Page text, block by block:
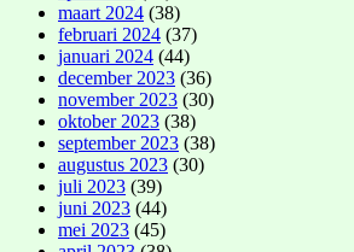
maart 2024 (38)
februari 2024 (37)
januari 2024 (44)
december 2023 (36)
november 2023 (30)
oktober 2023 (38)
september 2023 (38)
augustus 2023 (30)
juli 2023 (39)
juni 2023 (44)
mei 2023 (45)